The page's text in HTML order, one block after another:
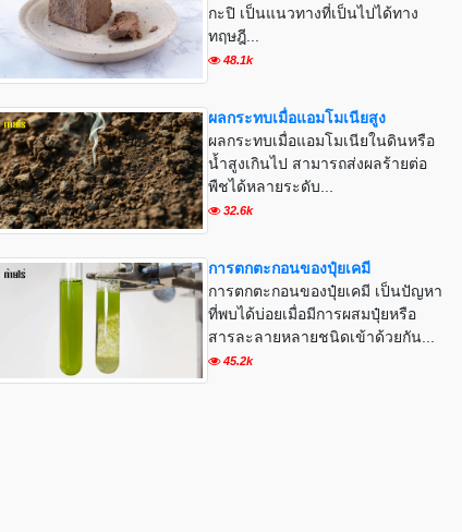
กะปิ เป็นแนวทางที่เป็นไปได้ทาง
ทฤษฎี...
48.1k
ผลกระทบเมื่อแอมโมเนียสูง
ผลกระทบเมื่อแอมโมเนียในดินหรือ
น้ำสูงเกินไป สามารถส่งผลร้ายต่อ
พืชได้หลายระดับ...
32.6k
การตกตะกอนของปุ๋ยเคมี
การตกตะกอนของปุ๋ยเคมี เป็นปัญหา
ที่พบได้บ่อยเมื่อมีการผสมปุ๋ยหรือ
สารละลายหลายชนิดเข้าด้วยกัน...
45.2k